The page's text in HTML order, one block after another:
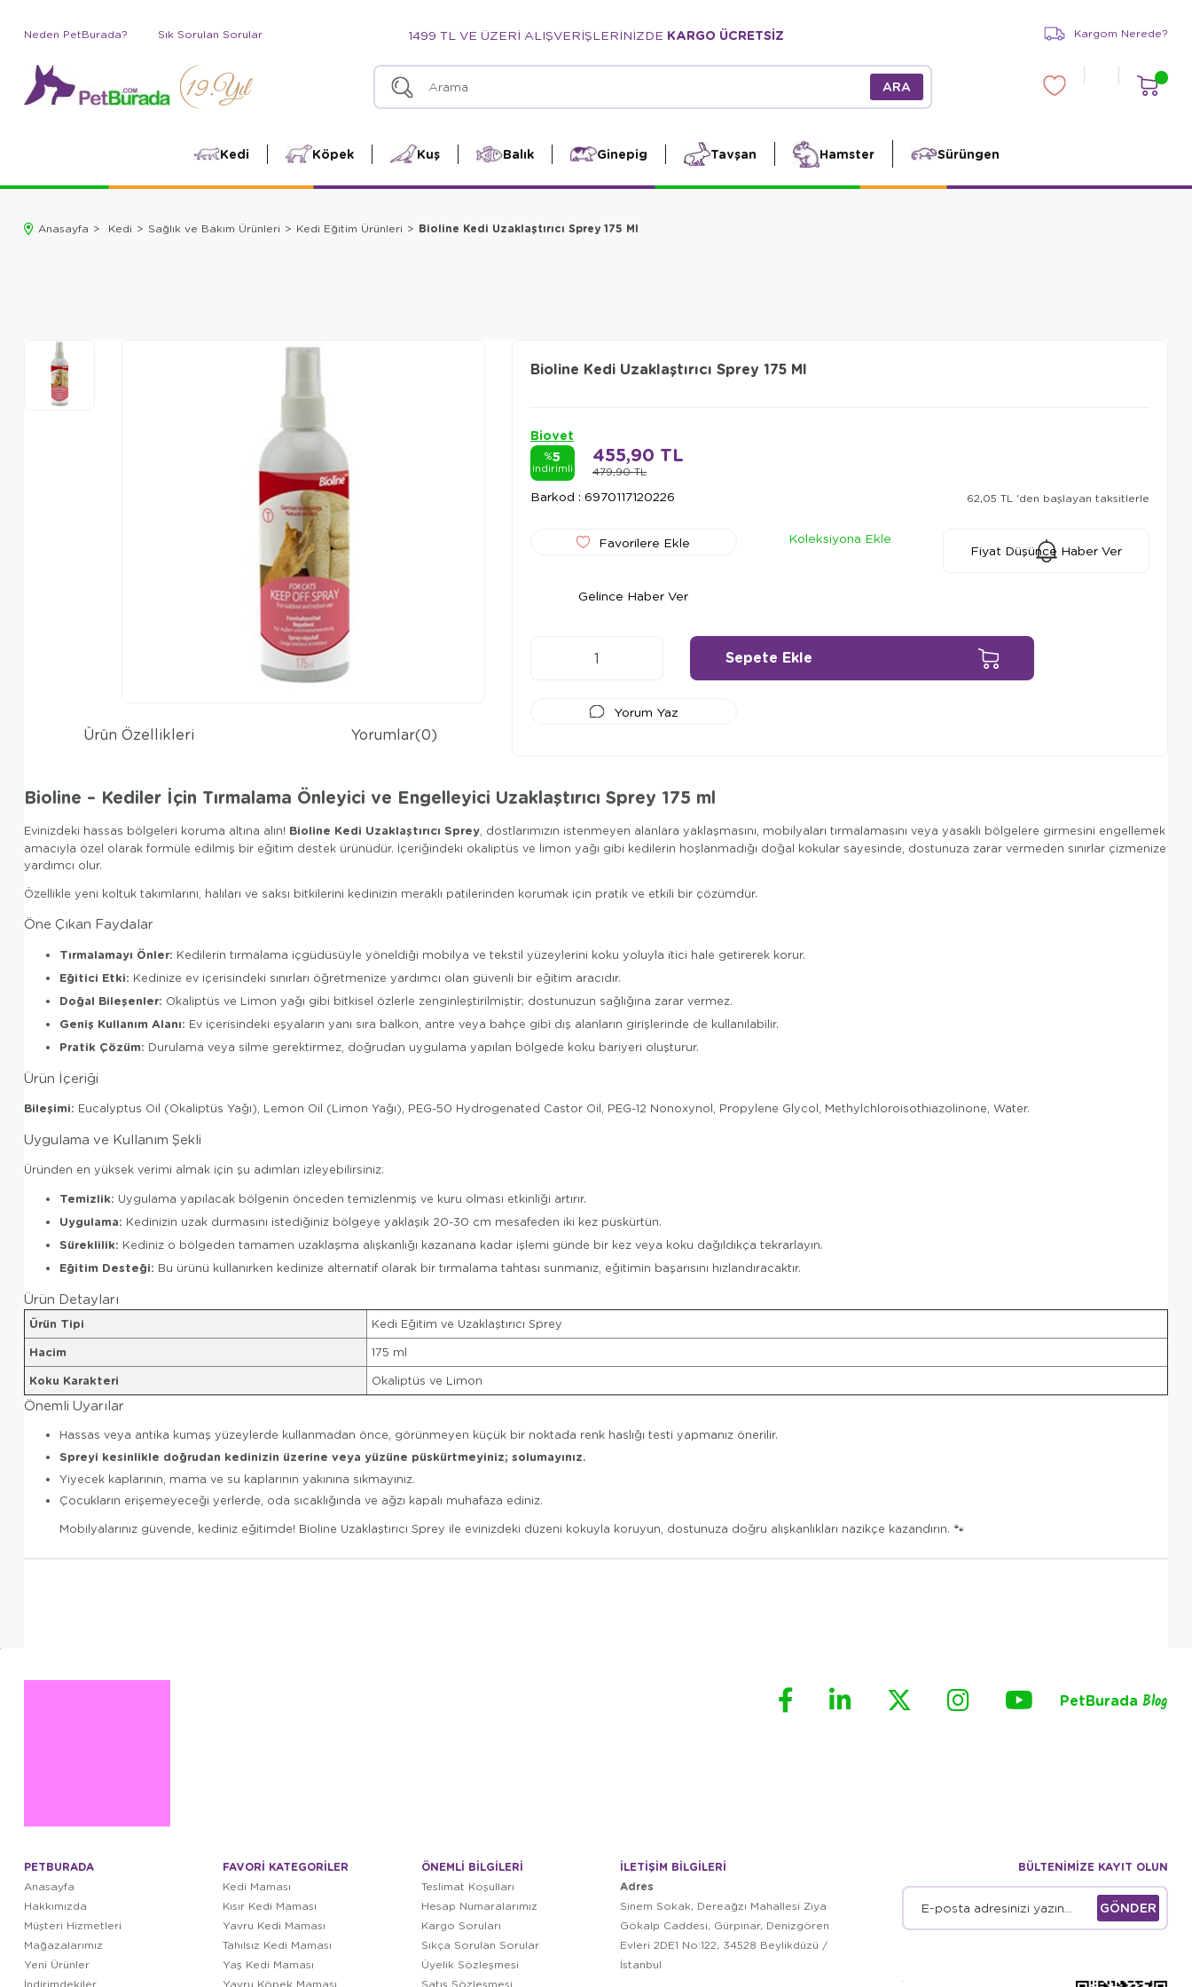
Neden PetBurada? Sık Sorulan Sorular 1499 TL VE ÜZERİ ALIŞVERİŞLERİNİZDE KARGO ÜCRETSİZ Kargom Nerede?
Kedi Köpek Kuş Balık Ginepig Tavşan Hamster Sürüngen
Anasayfa Kedi Sağlık ve Bakım Ürünleri Kedi Eğitim Ürünleri Bioline Kedi Uzaklaştırıcı Sprey 175 Ml
Bioline Kedi Uzaklaştırıcı Sprey 175 Ml
Biovet
%5
indirimli 479,90 TL
455,90 TL
Barkod : 6970117120226 62,05 TL 'den başlayan taksitlerle
Favorilere Ekle
Koleksiyona Ekle
Fiyat Düşünce Haber Ver
Gelince Haber Ver
Yorum Yaz
Ürün Özellikleri Yorumlar(0)
Bioline – Kediler İçin Tırmalama Önleyici ve Engelleyici Uzaklaştırıcı Sprey 175 ml
Evinizdeki hassas bölgeleri koruma altına alın! Bioline Kedi Uzaklaştırıcı Sprey, dostlarımızın istenmeyen alanlara yaklaşmasını, mobilyaları tırmalamasını veya yasaklı bölgelere girmesini engellemek
amacıyla özel olarak formüle edilmiş bir eğitim destek ürünüdür. İçeriğindeki okaliptüs ve limon yağı gibi kedilerin hoşlanmadığı doğal kokular sayesinde, dostunuza zarar vermeden sınırlar çizmenize
yardımcı olur.
Özellikle yeni koltuk takımlarını, halıları ve saksı bitkilerini kedinizin meraklı patilerinden korumak için pratik ve etkili bir çözümdür.
Öne Çıkan Faydalar
Tırmalamayı Önler: Kedilerin tırmalama içgüdüsüyle yöneldiği mobilya ve tekstil yüzeylerini koku yoluyla itici hale getirerek korur.
Eğitici Etki: Kedinize ev içerisindeki sınırları öğretmenize yardımcı olan güvenli bir eğitim aracıdır.
Doğal Bileşenler: Okaliptüs ve Limon yağı gibi bitkisel özlerle zenginleştirilmiştir; dostunuzun sağlığına zarar vermez.
Geniş Kullanım Alanı: Ev içerisindeki eşyaların yanı sıra balkon, antre veya bahçe gibi dış alanların girişlerinde de kullanılabilir.
Pratik Çözüm: Durulama veya silme gerektirmez, doğrudan uygulama yapılan bölgede koku bariyeri oluşturur.
Ürün İçeriği
Bileşimi: Eucalyptus Oil (Okaliptüs Yağı), Lemon Oil (Limon Yağı), PEG-50 Hydrogenated Castor Oil, PEG-12 Nonoxynol, Propylene Glycol, Methylchloroisothiazolinone, Water.
Uygulama ve Kullanım Şekli
Üründen en yüksek verimi almak için şu adımları izleyebilirsiniz:
Temizlik: Uygulama yapılacak bölgenin önceden temizlenmiş ve kuru olması etkinliği artırır.
Uygulama: Kedinizin uzak durmasını istediğiniz bölgeye yaklaşık 20-30 cm mesafeden iki kez püskürtün.
Süreklilik: Kediniz o bölgeden tamamen uzaklaşma alışkanlığı kazanana kadar işlemi günde bir kez veya koku dağıldıkça tekrarlayın.
Eğitim Desteği: Bu ürünü kullanırken kedinize alternatif olarak bir tırmalama tahtası sunmanız, eğitimin başarısını hızlandıracaktır.
Ürün Detayları
Ürün Tipi Kedi Eğitim ve Uzaklaştırıcı Sprey
Hacim 175 ml
Koku Karakteri Okaliptüs ve Limon
Önemli Uyarılar
Hassas veya antika kumaş yüzeylerde kullanmadan önce, görünmeyen küçük bir noktada renk haslığı testi yapmanız önerilir.
Spreyi kesinlikle doğrudan kedinizin üzerine veya yüzüne püskürtmeyiniz; solumayınız.
Yiyecek kaplarının, mama ve su kaplarının yakınına sıkmayınız.
Çocukların erişemeyeceği yerlerde, oda sıcaklığında ve ağzı kapalı muhafaza ediniz.
Mobilyalarınız güvende, kediniz eğitimde! Bioline Uzaklaştırıcı Sprey ile evinizdeki düzeni kokuyla koruyun, dostunuza doğru alışkanlıkları nazikçe kazandırın. 🐾
PetBurada Blog
PETBURADA
Anasayfa
Hakkımızda
Müşteri Hizmetleri
Mağazalarımız
Yeni Ürünler
İndirimdekiler
FAVORİ KATEGORİLER
Kedi Maması
Kısır Kedi Maması
Yavru Kedi Maması
Tahılsız Kedi Maması
Yaş Kedi Maması
Yavru Köpek Maması
ÖNEMLİ BİLGİLERİ
Teslimat Koşulları
Hesap Numaralarımız
Kargo Soruları
Sıkça Sorulan Sorular
Üyelik Sözleşmesi
Satış Sözleşmesi
İLETİŞİM BİLGİLERİ
Adres
Sinem Sokak, Dereağzı Mahallesi Ziya
Gökalp Caddesi, Gürpınar, Denizgören
Evleri 2DE1 No:122, 34528 Beylikdüzü /
İstanbul
BÜLTENİMİZE KAYIT OLUN
GÖNDER